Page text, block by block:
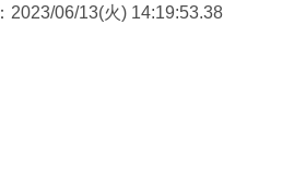
：2023/06/13(火) 14:19:53.38